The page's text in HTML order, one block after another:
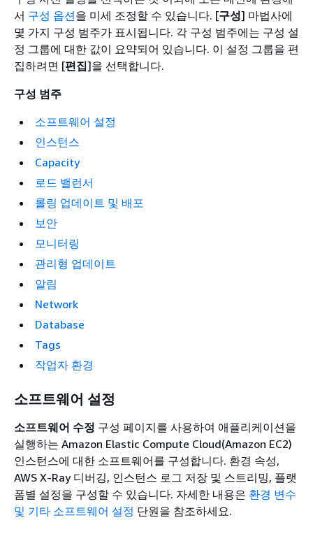
서 구성 옵션을 미세 조정할 수 있습니다. [구성] 마법사에
몇 가지 구성 범주가 표시됩니다. 각 구성 범주에는 구성 설
정 그룹에 대한 값이 요약되어 있습니다. 이 설정 그룹을 편
집하려면 [편집]을 선택합니다.
구성 범주
소프트웨어 설정
인스턴스
Capacity
로드 밸런서
롤링 업데이트 및 배포
보안
모니터링
관리형 업데이트
알림
Network
Database
Tags
작업자 환경
소프트웨어 설정
소프트웨어 수정 구성 페이지를 사용하여 애플리케이션을
실행하는 Amazon Elastic Compute Cloud(Amazon EC2)
인스턴스에 대한 소프트웨어를 구성합니다. 환경 속성,
AWS X-Ray 디버깅, 인스턴스 로그 저장 및 스트리밍, 플랫
폼별 설정을 구성할 수 있습니다. 자세한 내용은 환경 변수
및 기타 소프트웨어 설정 단원을 참조하세요.